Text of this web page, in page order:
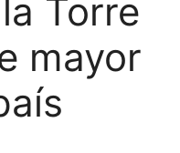
Torre
mayor